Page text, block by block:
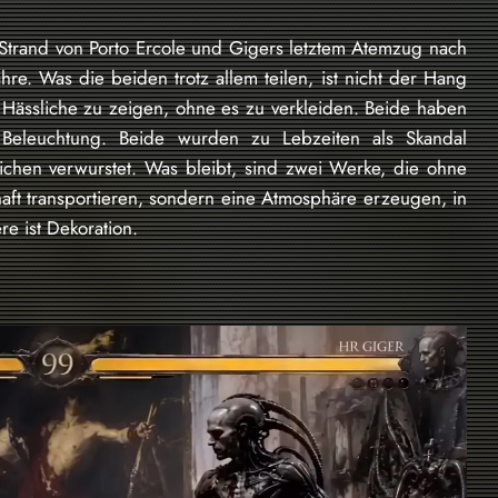
von Porto Ercole und Gigers letztem Atemzug nach
Was die beiden trotz allem teilen, ist nicht der Hang
zu zeigen, ohne es zu verkleiden. Beide haben
Beide wurden zu Lebzeiten als Skandal
verwurstet. Was bleibt, sind zwei Werke, die ohne
transportieren, sondern eine Atmosphäre erzeugen, in
ist Dekoration.